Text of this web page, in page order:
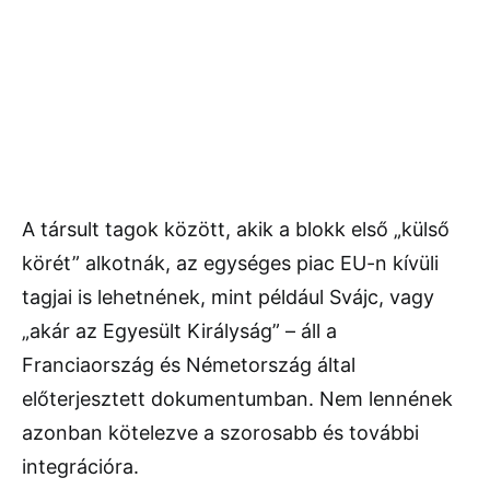
A társult tagok között, akik a blokk első „külső
körét” alkotnák, az egységes piac EU-n kívüli
tagjai is lehetnének, mint például Svájc, vagy
„akár az Egyesült Királyság” – áll a
Franciaország és Németország által
előterjesztett dokumentumban. Nem lennének
azonban kötelezve a szorosabb és további
integrációra.